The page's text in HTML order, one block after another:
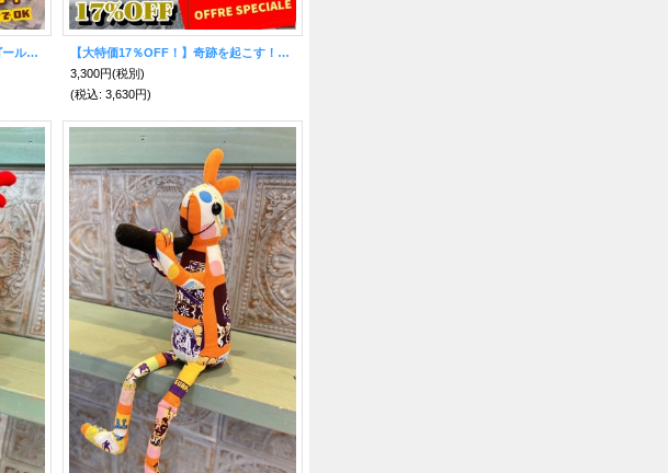
人生大逆転！噂の金のココペリ ゴールドVIPカード(GOLD VIP CARD)
【大特価17％OFF！】奇跡を起こす！黄金ココペリフェザーリング
3,300円(税別)
(税込: 3,630円)